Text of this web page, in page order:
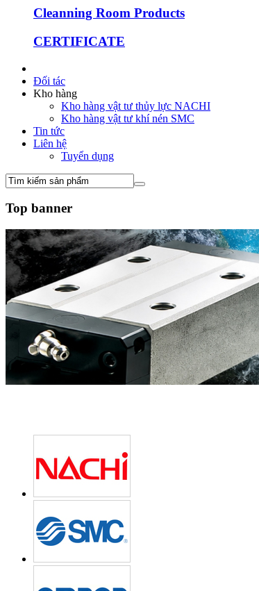
Cleanning Room Products
CERTIFICATE
Đối tác
Kho hàng
Kho hàng vật tư thủy lực NACHI
Kho hàng vật tư khí nén SMC
Tin tức
Liên hệ
Tuyển dụng
Top banner